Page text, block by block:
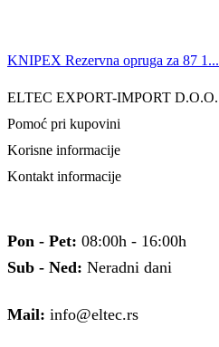
KNIPEX Rezervna opruga za 87 1...
ELTEC EXPORT-IMPORT D.O.O.
Pomoć pri kupovini
Korisne informacije
Kontakt informacije
Pon - Pet: 08:00h - 16:00h
Sub - Ned: Neradni dani
Mail: info@eltec.rs